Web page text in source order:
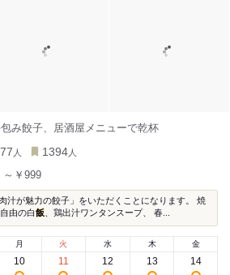
み餃子、居酒屋メニューで乾杯
77 人 1394 人
～￥999
汁が魅力の餃子」をいただくことになります。 焼
由の白飯 、鶏出汁ワンタンスープ、 春...
月
10
火
11
水
12
木
13
金
14